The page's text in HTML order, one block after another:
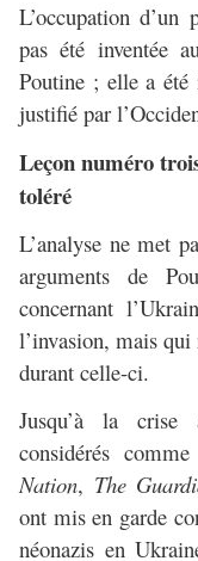
L’occupation
pas été inventée
Poutine ; elle a
justifié par
Leçon numéro
toléré
L’analyse ne met
arguments de
concernant
l’invasion, mais
durant celle-ci.
Jusqu’à la crise
considérés
Nation, The
ont mis en garde
néonazis en